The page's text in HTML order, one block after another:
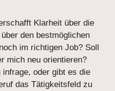
Klarheit über die
den bestmöglichen
im richtigen Job? Soll
mich neu orientieren?
oder gibt es die
das Tätigkeitsfeld zu